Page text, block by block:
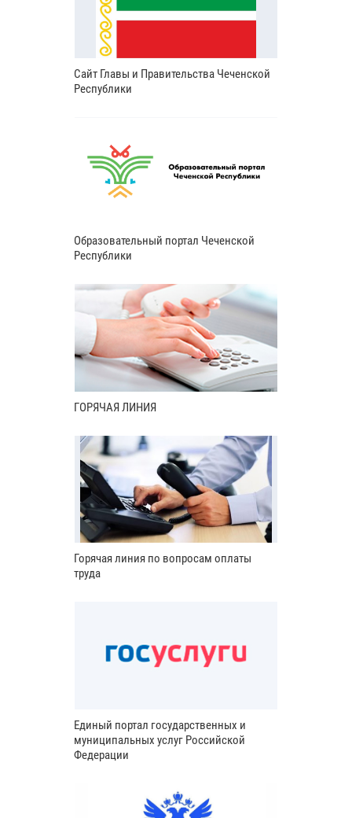
Сайт Главы и Правительства Чеченской
Республики
Образовательный портал Чеченской
Республики
ГОРЯЧАЯ ЛИНИЯ
Горячая линия по вопросам оплаты
труда
Единый портал государственных и
муниципальных услуг Российской
Федерации